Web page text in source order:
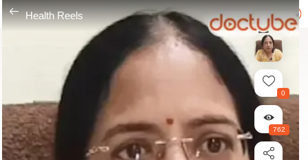
---
Health Reels
0
762